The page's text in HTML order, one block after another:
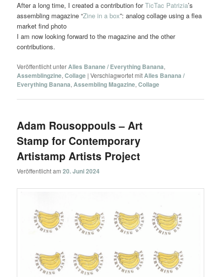
After a long time, I created a contribution forTicTac Patrizia’s
assembling magazine “Zine in a box”: analog collage using a flea
market find photo
I am now looking forward to the magazine and the other
contributions.
Veröffentlicht unterAlles Banane / Everything Banana,
Assemblingzine,Collage |Verschlagwortet mitAlles Banana /
Everything Banana, Assembling Magazine,Collage
Adam Rousoppouls – Art
Stamp for Contemporary
Artistamp Artists Project
Veröffentlicht am20. Juni 2024